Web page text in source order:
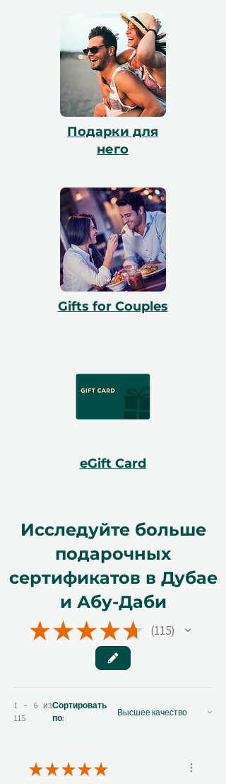
и наша команда поможет с
бронированием. Все сертификаты
действительны в течение 12 месяцев и
включают бесплатный обмен.
Подарки для
него
Gifts for Couples
eGift Card
Исследуйте больше
подарочных
сертификатов в Дубае
и Абу-Даби
★★★★★ 115
115
1 – 6 из
115
Сортировать
по:
★★★★★